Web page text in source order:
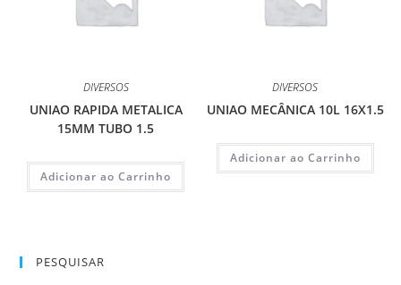
DIVERSOS
UNIAO RAPIDA METALICA
15MM TUBO 1.5
Adicionar ao Carrinho
DIVERSOS
UNIAO MECÂNICA 10L 16X1.5
Adicionar ao Carrinho
PESQUISAR